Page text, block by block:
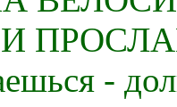
-